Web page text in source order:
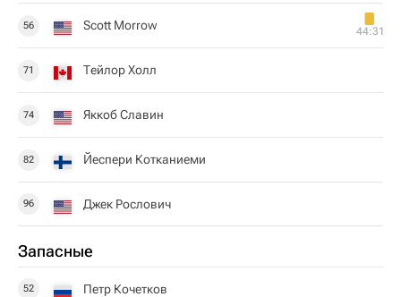
56 Scott Morrow 44:31
71 Тейлор Холл
74 Яккоб Славин
82 Йеспери Котканиеми
96 Джек Рослович
Запасные
52 Петр Кочетков